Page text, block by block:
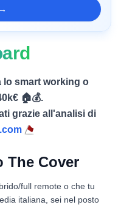
→
lo smart working o
🏠💰.
grazie all'analisi di
The Cover
full remote o che tu
italiana, sei nel posto